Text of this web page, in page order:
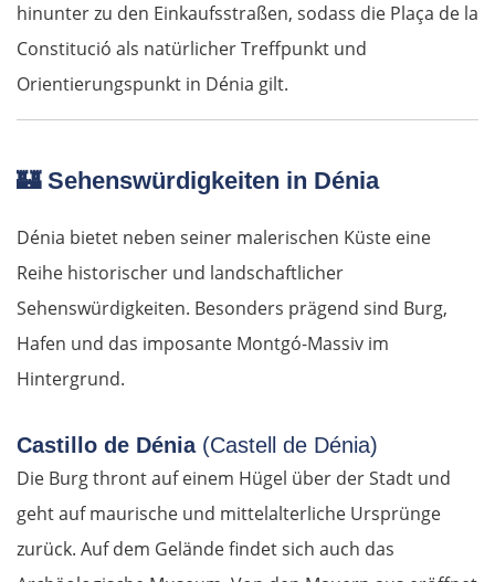
hinunter zu den Einkaufsstraßen, sodass die Plaça de la
Constitució als natürlicher Treffpunkt und
Orientierungspunkt in Dénia gilt.
🏰Sehenswürdigkeiten in Dénia
Dénia bietet neben seiner malerischen Küste eine
Reihe historischer und landschaftlicher
Sehenswürdigkeiten. Besonders prägend sind Burg,
Hafen und das imposante Montgó-Massiv im
Hintergrund.
Castillo de Dénia (Castell de Dénia)
Die Burg thront auf einem Hügel über der Stadt und
geht auf maurische und mittelalterliche Ursprünge
zurück. Auf dem Gelände findet sich auch das